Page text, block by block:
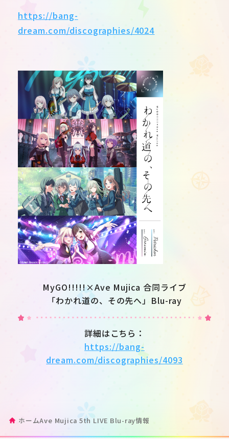
https://bang-
dream.com/discographies/4024
MyGO!!!!!×Ave Mujica 合同ライブ
「わかれ道の、その先へ」Blu-ray
詳細はこちら：
https://bang-
dream.com/discographies/4093
ホームAve Mujica 5th LIVE Blu-ray情報